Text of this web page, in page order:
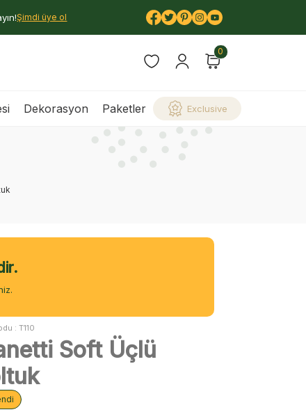
Şimdi üye ol
0
Dekorasyon Paketler Exclusive
:T110
Soft Üçlü